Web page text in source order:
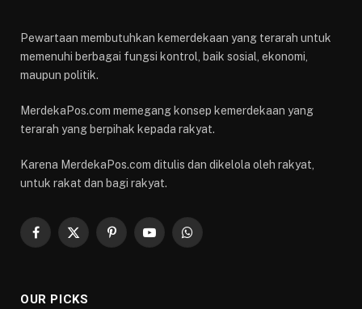
Pewartaan membutuhkan kemerdekaan yang terarah untuk
memenuhi berbagai fungsi kontrol, baik sosial, ekonomi,
maupun politik.
MerdekaPos.com memegang konsep kemerdekaan yang
terarah yang berpihak kepada rakyat.
Karena MerdekaPos.com ditulis dan dikelola oleh rakyat,
untuk rakat dan bagi rakyat.
Facebook
X
PinterestYouTubeWhatsApp
OUR PICKS